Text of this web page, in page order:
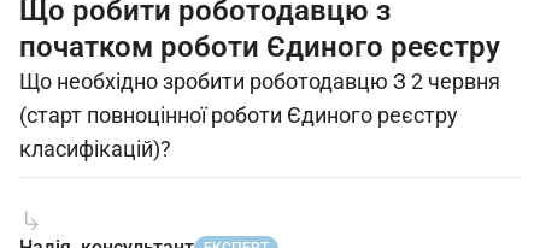
Що робити роботодавцю з
початком роботи Єдиного реєстру
Що необхідно зробити роботодавцю З 2 червня
(старт повноцінної роботи Єдиного реєстру
класифікацій)?